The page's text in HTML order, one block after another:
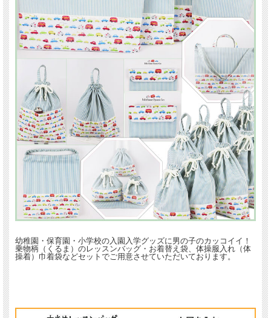
幼稚園・保育園・小学校の入園入学グッズに男の子のカッコイイ！
乗物柄（くるま）のレッスンバッグ・お着替え袋、体操服入れ（体
操着）巾着袋などセットでご用意させていただいております。